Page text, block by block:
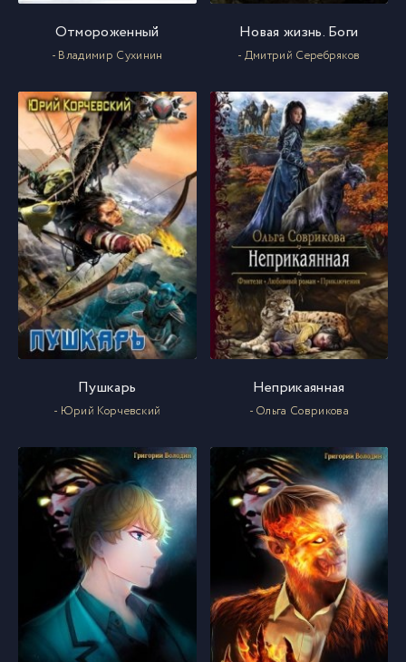
59 059
60 060
61 061
62 062
63 063
065
066
68 068
Отмороженный
- Владимир Сухинин
Новая жизнь. Боги
- Дмитрий Серебряков
Пушкарь
- Юрий Корчевский
Неприкаянная
- Ольга Соврикова